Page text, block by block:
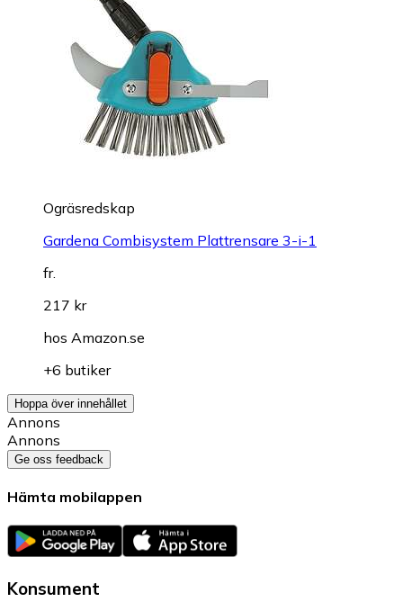
Ogräsredskap
Gardena Combisystem Plattrensare 3-i-1
fr.
217 kr
hos Amazon.se
+6 butiker
Hoppa över innehållet
Annons
Annons
Ge oss feedback
Hämta mobilappen
Konsument